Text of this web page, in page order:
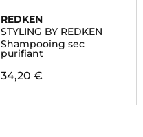
REDKEN
STYLING BY REDKEN
Shampooing sec
purifiant
34,20 €